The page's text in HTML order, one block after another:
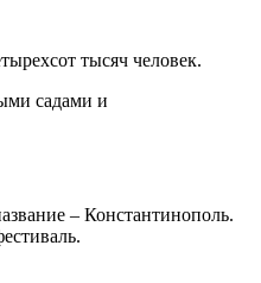
тысяч человек.
садами и
– Константинополь.